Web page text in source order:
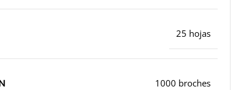
25 hojas
1000 broches